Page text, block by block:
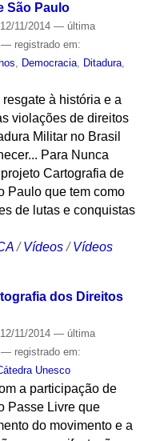
São Paulo
11/2014 — última
— registrado em:
, Democracia, Ditadura,
à história e a
violações de direitos
Militar no Brasil
Para Nunca
Cartografia de
Paulo que tem como
de lutas e conquistas
/Vídeos /Vídeos
dos Direitos
11/2014 — última
— registrado em:
Unesco
a participação de
Passe Livre que
do movimento e a